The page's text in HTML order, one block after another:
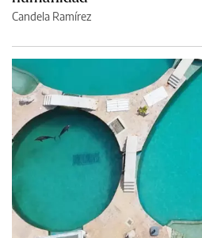
Candela Ramírez